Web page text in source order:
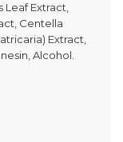
Extract,
Centella
Extract,
Alcohol.